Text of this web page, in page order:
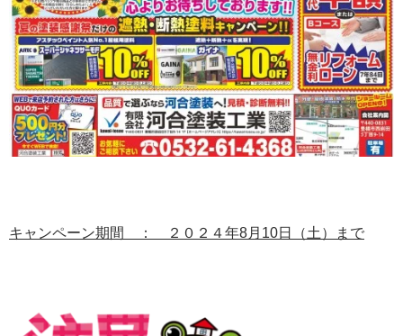
キャンペーン期間 ： ２０２４年8月10日（土）まで